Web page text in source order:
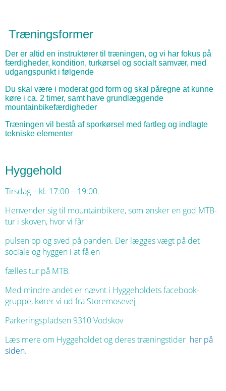
Træningsformer
Der er altid en instruktører til træningen, og vi har fokus på
færdigheder, kondition, turkørsel og socialt samvær, med
udgangspunkt i følgende
Du skal være i moderat god form og skal påregne at kunne
køre i ca. 2 timer, samt have grundlæggende
mountainbikefærdigheder
Træningen vil bestå af sporkørsel med fartleg og indlagte
tekniske elementer
Hyggehold
Tirsdag – kl. 17:00 – 19:00.
Henvender sig til mountainbikere, som ønsker en god MTB-
tur i skoven, hvor vi får
pulsen op og sved på panden. Der lægges vægt på det
sociale og hyggen i at få en
fælles tur på MTB.
Med mindre andet er nævnt i Hyggeholdets facebook-
gruppe, kører vi ud fra Storemosevej
Parkeringspladsen 9310 Vodskov
Læs mere om Hyggeholdet og deres træningstider her på
siden.